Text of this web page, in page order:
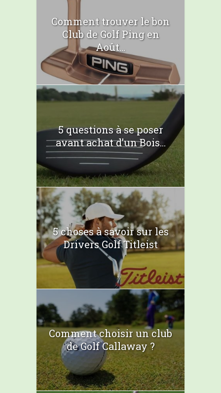
Comment trouver le bon
Club de Golf Ping en
Août...
5 questions à se poser
avant achat d’un Bois...
5 choses à savoir sur les
Drivers Golf Titleist
Comment choisir un club
de Golf Callaway ?